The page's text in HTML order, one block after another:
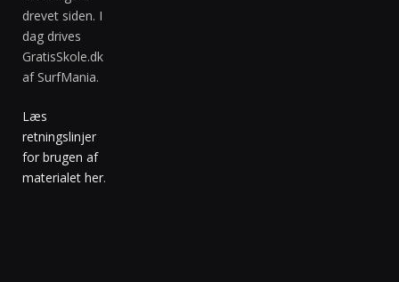
drevet siden. I
dag drives
GratisSkole.dk
af SurfMania.
Læs
retningslinjer
for brugen af
materialet her.